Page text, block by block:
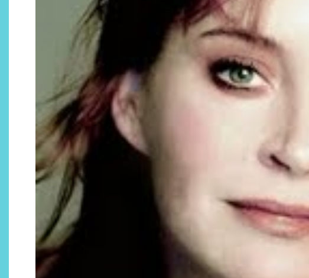
¿Qué revelan las zapatillas
de Alexia Putellas para Nike
sobre la nueva era del
objeto-artista?